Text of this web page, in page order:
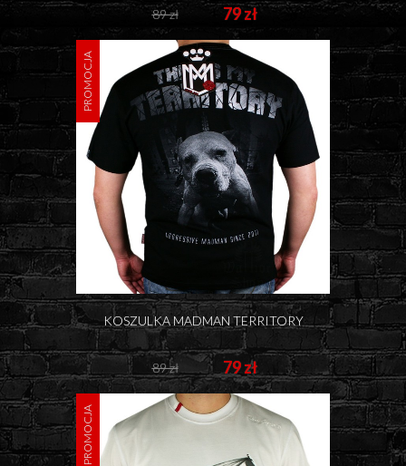
89 zł 79 zł
KOSZULKA MADMAN TERRITORY
89 zł 79 zł
PROMOCJA
PROMOCJA